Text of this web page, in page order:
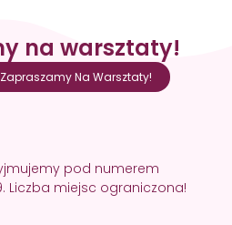
na warsztaty!
Zapraszamy Na Warsztaty!
pod numerem
Liczba miejsc ograniczona!